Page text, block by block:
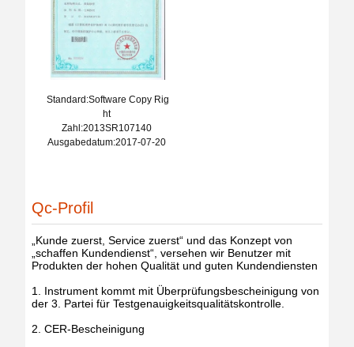
Standard:Software Copy Rig
ht
Zahl:2013SR107140
Ausgabedatum:2017-07-20
Qc-Profil
„Kunde zuerst, Service zuerst“ und das Konzept von
„schaffen Kundendienst“, versehen wir Benutzer mit
Produkten der hohen Qualität und guten Kundendiensten
1. Instrument kommt mit Überprüfungsbescheinigung von
der 3. Partei für Testgenauigkeitsqualitätskontrolle.
2. CER-Bescheinigung